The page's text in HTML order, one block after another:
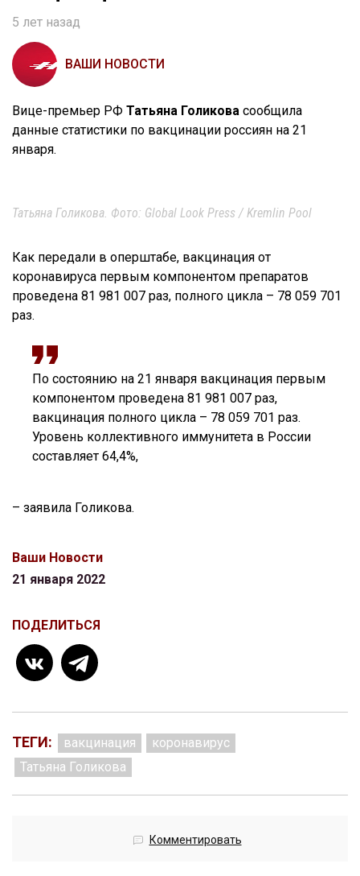
5 лет назад
ВАШИ НОВОСТИ
Вице-премьер РФ Татьяна Голикова сообщила
данные статистики по вакцинации россиян на 21
января.
Татьяна Голикова. Фото: Global Look Press / Kremlin Pool
Как передали в оперштабе, вакцинация от
коронавируса первым компонентом препаратов
проведена 81 981 007 раз, полного цикла – 78 059 701
раз.
По состоянию на 21 января вакцинация первым
компонентом проведена 81 981 007 раз,
вакцинация полного цикла – 78 059 701 раз.
Уровень коллективного иммунитета в России
составляет 64,4%,
– заявила Голикова.
Ваши Новости
21 января 2022
ПОДЕЛИТЬСЯ
ТЕГИ: вакцинация
коронавирус
Татьяна Голикова
Комментировать